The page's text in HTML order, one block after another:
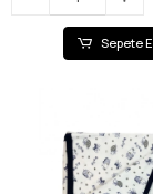
Sepete